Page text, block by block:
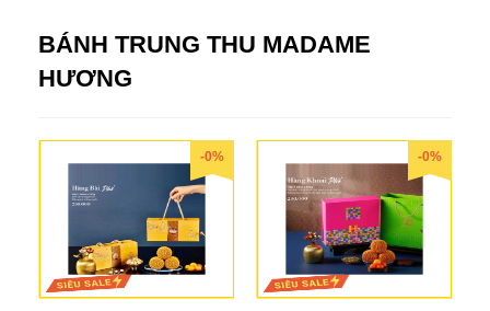
BÁNH TRUNG THU MADAME
HƯƠNG
-0% -0%